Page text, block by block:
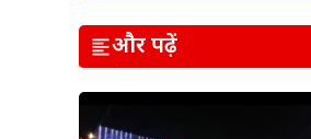
और पढ़ें